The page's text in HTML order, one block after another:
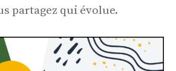
partagez qui évolue.